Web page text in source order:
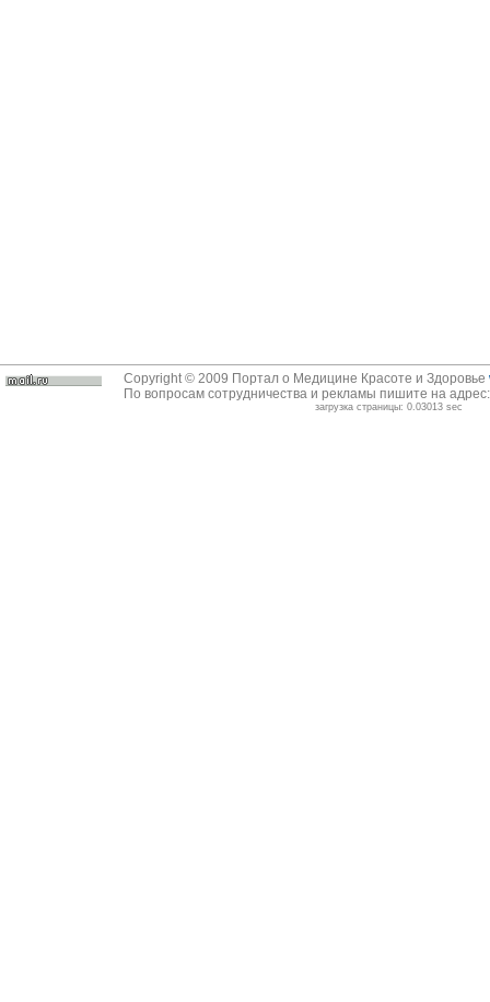
Copyright © 2009 Портал о Медицине Красоте и Здоровье
По вопросам сотрудничества и рекламы пишите на
загрузка страницы: 0.03013 sec